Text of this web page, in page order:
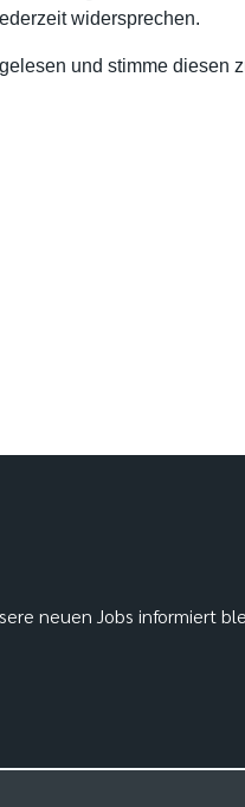
widersprechen.
und stimme diesen
neuen Jobs informiert